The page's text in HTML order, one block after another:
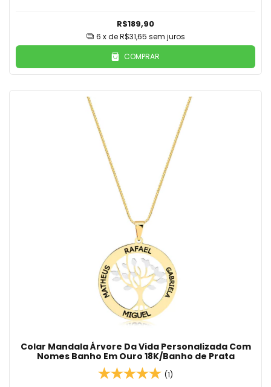
R$189,90
6 x deR$31,65 sem juros
COMPRAR
Colar Mandala Árvore Da Vida Personalizada Com
Nomes Banho Em Ouro 18K/Banho de Prata
(1)